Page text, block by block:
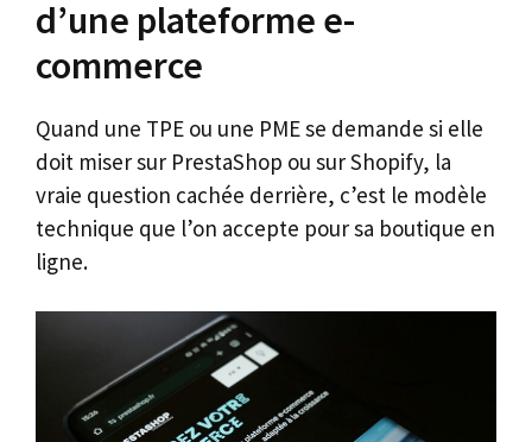
d’une plateforme e-
commerce
Quand une TPE ou une PME se demande si elle
doit miser sur PrestaShop ou sur Shopify, la
vraie question cachée derrière, c’est le modèle
technique que l’on accepte pour sa boutique en
ligne.